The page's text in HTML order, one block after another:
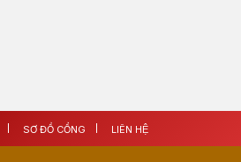
SƠ ĐỒ CỔNG LIÊN HỆ